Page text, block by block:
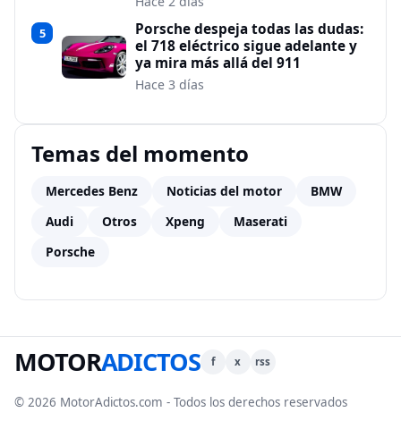
5
Porsche despeja todas las dudas:
el 718 eléctrico sigue adelante y
ya mira más allá del 911
Hace 3 días
Temas del momento
Mercedes Benz Noticias del motor
BMW
Audi
Otros Xpeng
Maserati
Porsche
MOTORADICTOS f x rss
© 2026 MotorAdictos.com - Todos los derechos reservados